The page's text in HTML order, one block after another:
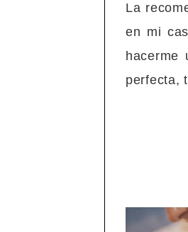
La
en mi
hacerme
perfecta,